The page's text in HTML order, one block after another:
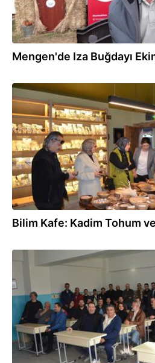
Mengen'de Iza Buğdayı
06.12.2025
Bilim Kafe: Kadim Tohum
24.11.2025